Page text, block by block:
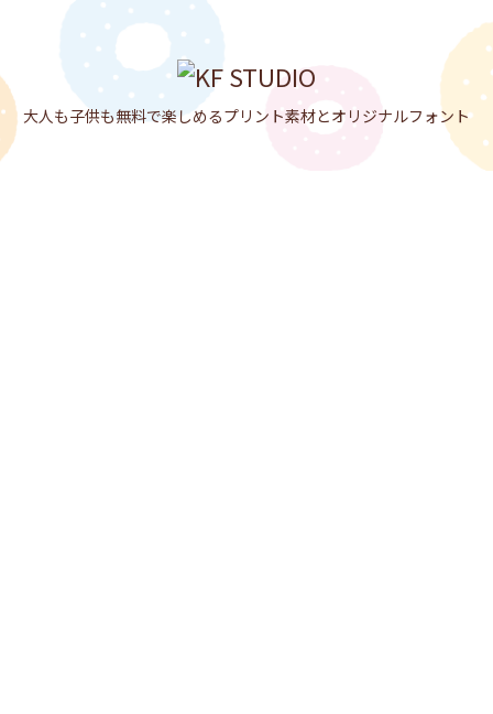
大人も子供も無料で楽しめるプリント素材とオリジナルフォント
メニュ

サイド
